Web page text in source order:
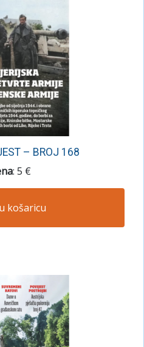
– BROJ 168
: 5 €
košaricu